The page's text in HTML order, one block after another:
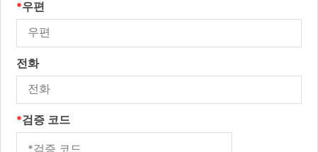
*우편
전화
*검증 코드